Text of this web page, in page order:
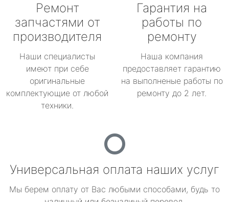
Ремонт
запчастями от
производителя
Наши специалисты
имеют при себе
оригинальные
комплектующие от любой
техники.
Гарантия на
работы по
ремонту
Наша компания
предоставляет гарантию
на выполненые работы по
ремонту до 2 лет.
Универсальная оплата наших услуг
Мы берем оплату от Вас любыми способами, будь то